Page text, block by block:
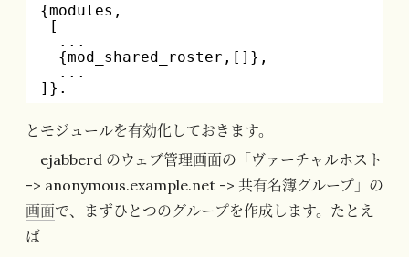
{modules,
[
...
{mod_shared_roster,[]},
...
]}.
とモジュールを有効化しておきます。
ejabberd のウェブ管理画面の「ヴァーチャルホスト
-> anonymous.example.net -> 共有名簿グループ」の
画面で、まずひとつのグループを作成します。たとえ
ば